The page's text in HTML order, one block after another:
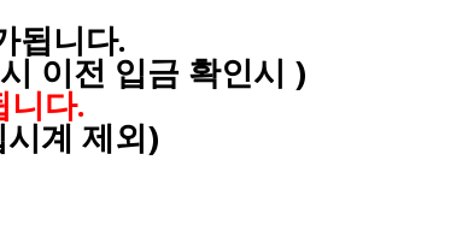
됩니다.
이전 입금 확인시 )
니다.
계 제외)